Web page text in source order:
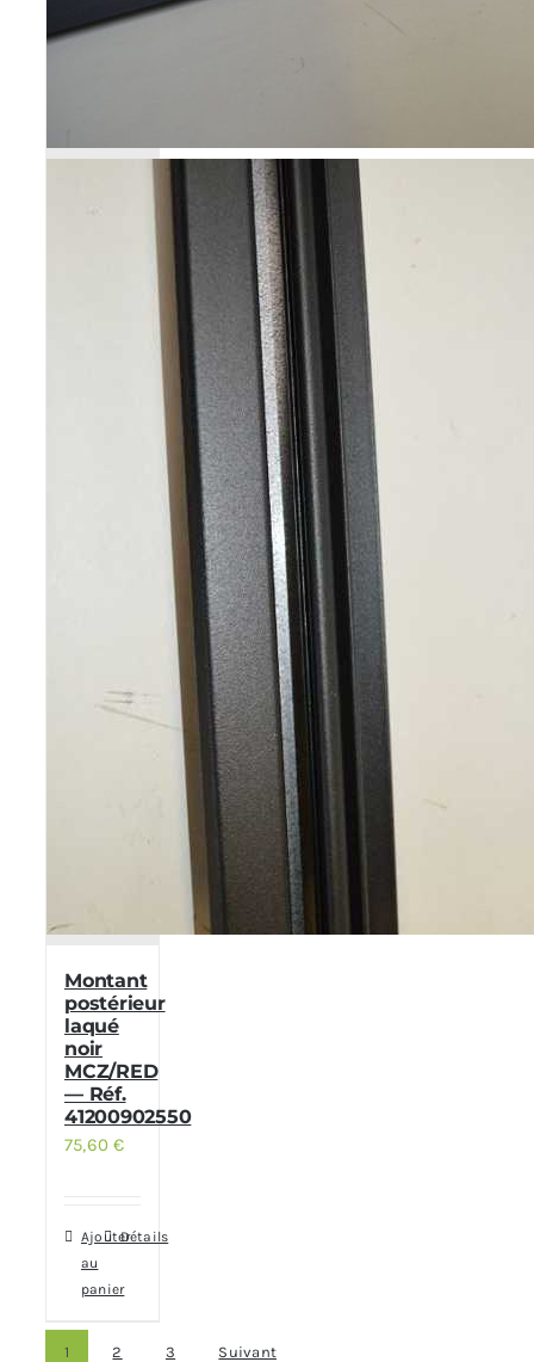
Montant
postérieur
laqué
noir
MCZ/RED
— Réf.
41200902550
75,60€
Ajouter
au
panier
Détails
1 2 3 Suivant